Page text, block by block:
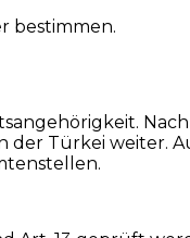
bestimmen.
Türkei weiter.